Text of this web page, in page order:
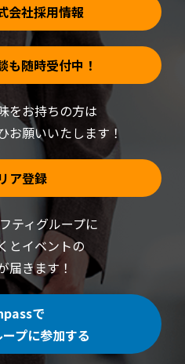
会社採用情報
も随時受付中！
をお持ちの方は
お願いいたします！
ア登録
ティグループに
とイベントの
届きます！
で
プに参加する